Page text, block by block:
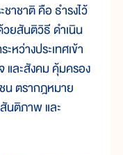
ชาติ คือ ธำรงไว้
ยสันติวิธี ดำเนิน
ว่างประเทศเข้า
ละสังคม คุ้มครอง
น ตรากฎหมาย
นติภาพ และ